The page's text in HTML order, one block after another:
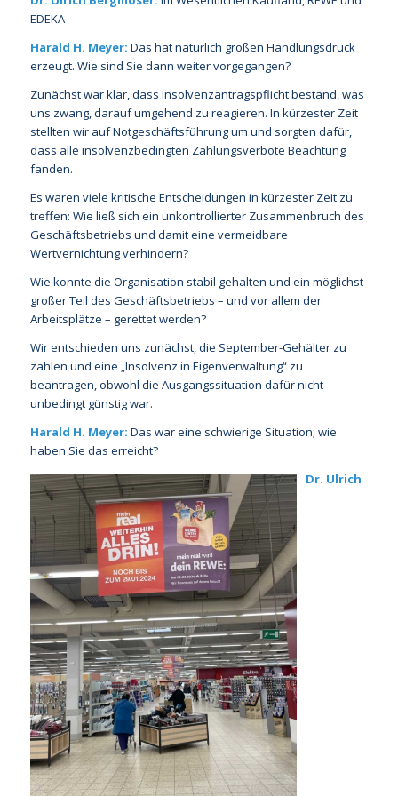
EDEKA
Harald H. Meyer: Das hat natürlich großen Handlungsdruck
erzeugt. Wie sind Sie dann weiter vorgegangen?
Zunächst war klar, dass Insolvenzantragspflicht bestand, was
uns zwang, darauf umgehend zu reagieren. In kürzester Zeit
stellten wir auf Notgeschäftsführung um und sorgten dafür,
dass alle insolvenzbedingten Zahlungsverbote Beachtung
fanden.
Es waren viele kritische Entscheidungen in kürzester Zeit zu
treffen: Wie ließ sich ein unkontrollierter Zusammenbruch des
Geschäftsbetriebs und damit eine vermeidbare
Wertvernichtung verhindern?
Wie konnte die Organisation stabil gehalten und ein möglichst
großer Teil des Geschäftsbetriebs – und vor allem der
Arbeitsplätze – gerettet werden?
Wir entschieden uns zunächst, die September-Gehälter zu
zahlen und eine „Insolvenz in Eigenverwaltung“ zu
beantragen, obwohl die Ausgangssituation dafür nicht
unbedingt günstig war.
Harald H. Meyer: Das war eine schwierige Situation; wie
haben Sie das erreicht?
Dr. Ulrich